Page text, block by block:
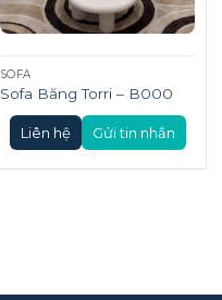
SOFA
Sofa Băng Torri – B000
Liên hệ Gửi tin nhắn